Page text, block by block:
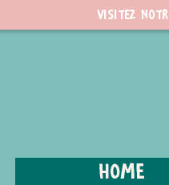
Visitez
Home